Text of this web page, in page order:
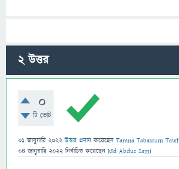
2উত্তর
0
টি ভোট
01 জানুয়ারি 2022 উত্তর প্রদান করেছেন Tarana Tabassum Tawf
04 জানুয়ারি 2022 নির্বাচিত করেছেন Md Abdus Sami